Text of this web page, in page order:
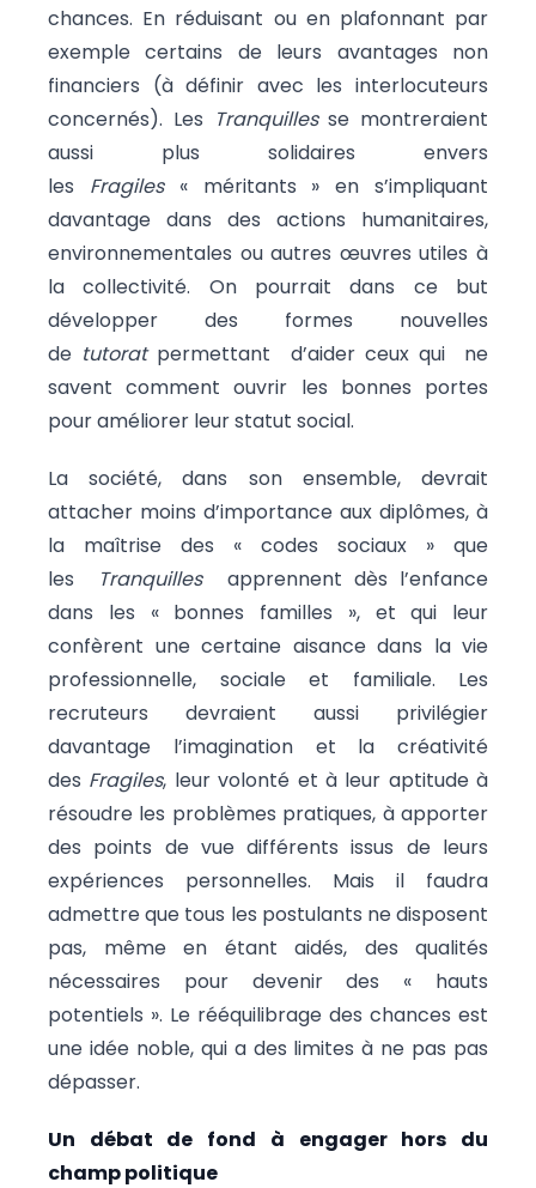
chances. En réduisant ou en plafonnant par
exemple certains de leurs avantages non
financiers (à définir avec les interlocuteurs
concernés). Les Tranquillesse montreraient
aussi plus solidaires envers
les Fragiles« méritants » en s’impliquant
davantage dans des actions humanitaires,
environnementales ou autres œuvres utiles à
la collectivité. On pourrait dans ce but
développer des formes nouvelles
de tutoratpermettant d’aider ceux qui ne
savent comment ouvrir les bonnes portes
pour améliorer leur statut social.
La société, dans son ensemble, devrait
attacher moins d’importance aux diplômes, à
la maîtrise des « codes sociaux » que
les
Tranquilles
apprennent dès l’enfance
dans les « bonnes familles », et qui leur
confèrent une certaine aisance dans la vie
professionnelle, sociale et familiale. Les
recruteurs devraient aussi privilégier
davantage l’imagination et la créativité
des Fragiles, leur volonté et à leur aptitude à
résoudre les problèmes pratiques, à apporter
des points de vue différents issus de leurs
expériences personnelles. Mais il faudra
admettre que tous les postulants ne disposent
pas, même en étant aidés, des qualités
nécessaires pour devenir des « hauts
potentiels ». Le rééquilibrage des chances est
une idée noble, qui a des limites à ne pas pas
dépasser.
Un débat de fond à engager hors du
champ politique